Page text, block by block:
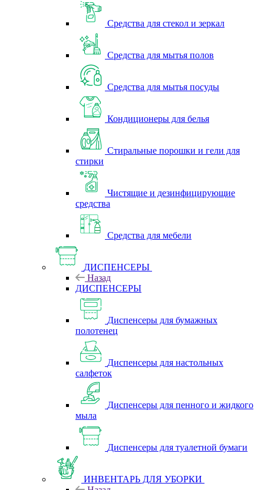
Средства для стекол и зеркал
Средства для мытья полов
Средства для мытья посуды
Кондиционеры для белья
Стиральные порошки и гели для
стирки
Чистящие и дезинфицирующие
средства
Средства для мебели
ДИСПЕНСЕРЫ
Назад
ДИСПЕНСЕРЫ
Диспенсеры для бумажных
полотенец
Диспенсеры для настольных
салфеток
Диспенсеры для пенного и жидкого
мыла
Диспенсеры для туалетной бумаги
ИНВЕНТАРЬ ДЛЯ УБОРКИ